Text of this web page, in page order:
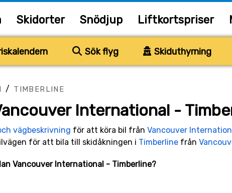
Skidorter Snödjup Liftkortspriser
Sök flyg Skiduthyrning
/ TIMBERLINE
International -
vägbeskrivning för att köra bil från Vancouver
för att bila till skidåkningen i Timberline från
Vancouver International - Timberline?